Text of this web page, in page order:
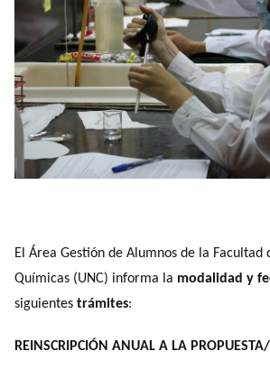
NACIONAL DE
CÓRDOBA
El Área Gestión de Alumnos de la Facultad
Químicas (UNC) informa la modalidad y
siguientes trámites:
REINSCRIPCIÓN ANUAL A LA